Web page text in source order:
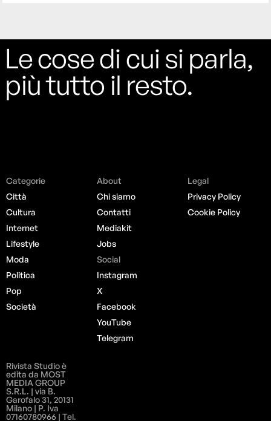
Le cose di cui si parla,
più tutto il resto.
Categorie
Città
Cultura
Internet
Lifestyle
Moda
Politica
Pop
Società
About
Chi siamo
Contatti
Mediakit
Jobs
Social
Instagram
X
Facebook
YouTube
Telegram
Legal
Privacy Policy
Cookie Policy
Rivista Studio è
edita da MOST
MEDIA GROUP
S.R.L. | via B.
Garofalo 31, 20131
Milano | P. Iva
07160780966 | Tel.